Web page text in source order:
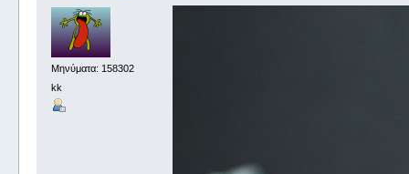
Μηνύματα: 158302
kk